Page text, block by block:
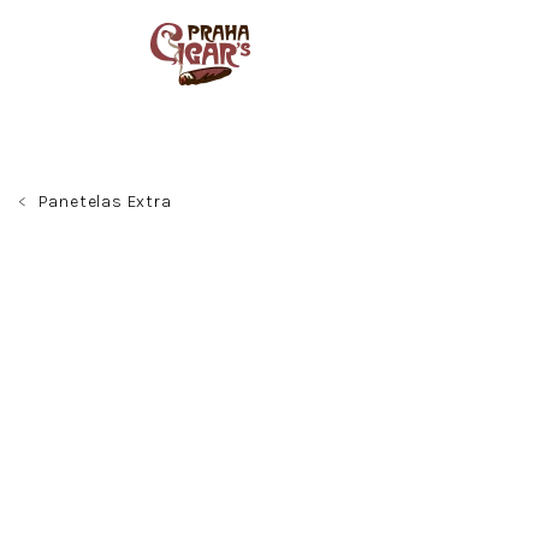
Panetelas Extra